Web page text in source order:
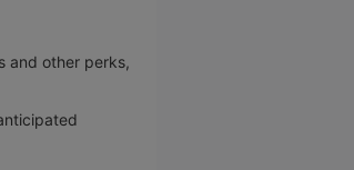
and other perks,